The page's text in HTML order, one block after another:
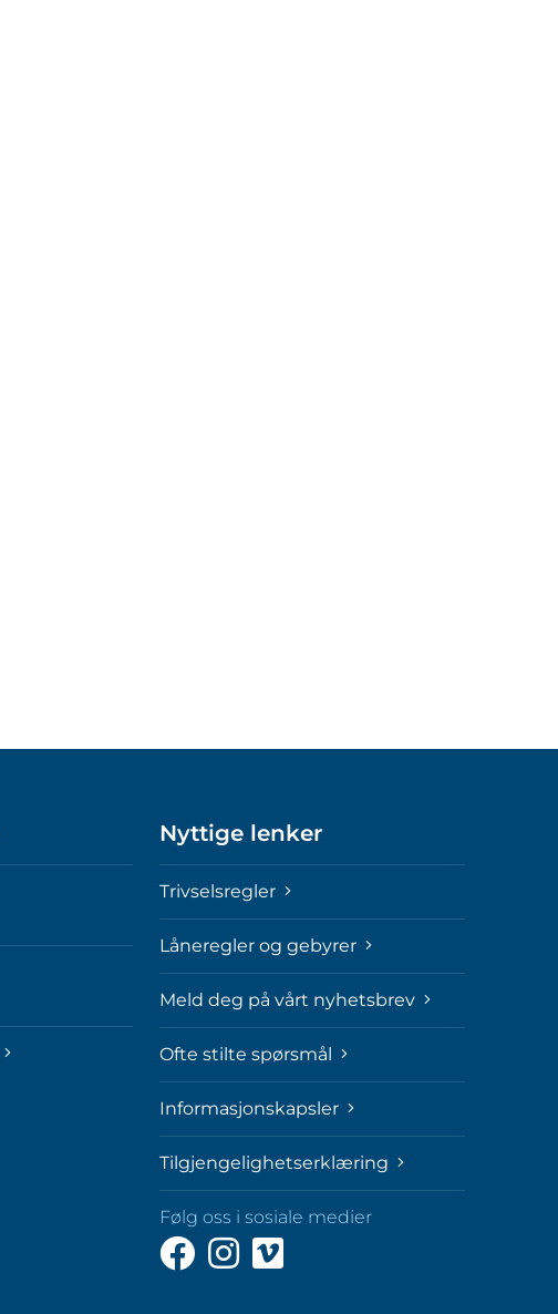
Nyttige lenker
Trivselsregler
Låneregler og gebyrer
Meld deg på vårt nyhetsbrev
Ofte stilte spørsmål
Informasjonskapsler
Tilgjengelighetserklæring
Følg oss i sosiale medier
Følg
oss
Følg
oss
Følg
oss